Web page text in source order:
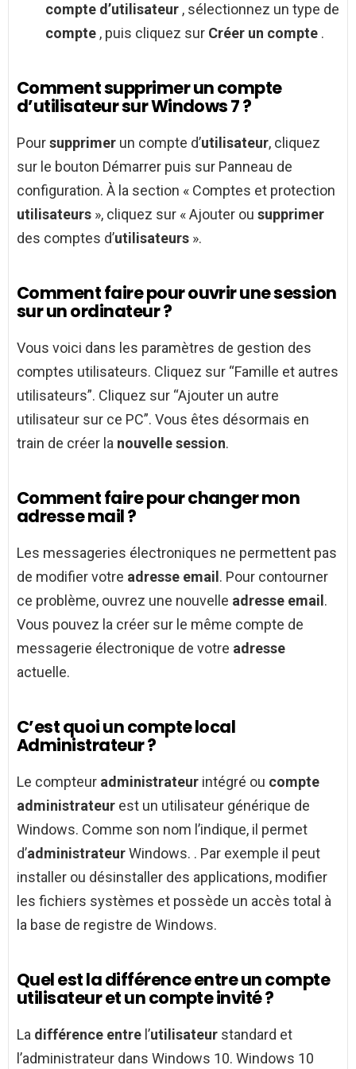
compte d’utilisateur , sélectionnez un type de
compte , puis cliquez sur Créer un compte .
Comment supprimer un compte
d’utilisateur sur Windows 7 ?
Poursupprimer un compte d’utilisateur, cliquez
sur le bouton Démarrer puis sur Panneau de
configuration. À la section « Comptes et protection
utilisateurs », cliquez sur « Ajouter ou supprimer
des comptes d’utilisateurs ».
Comment faire pour ouvrir une session
sur un ordinateur ?
Vous voici dans les paramètres de gestion des
comptes utilisateurs. Cliquez sur “Famille et autres
utilisateurs”. Cliquez sur “Ajouter un autre
utilisateur sur ce PC”. Vous êtes désormais en
train de créer la nouvelle session.
Comment faire pour changer mon
adresse mail ?
Les messageries électroniques ne permettent pas
de modifier votre adresse email . Pour contourner
ce problème, ouvrez une nouvelle adresse email .
Vous pouvez la créer sur le même compte de
messagerie électronique de votre adresse
actuelle.
C’est quoi un compte local
Administrateur ?
Le compteur administrateur intégré ou compte
administrateur est un utilisateur générique de
Windows. Comme son nom l’indique, il permet
d’administrateurWindows. . Par exemple il peut
installer ou désinstaller des applications, modifier
les fichiers systèmes et possède un accès total à
la base de registre de Windows.
Quel est la différence entre un compte
utilisateur et un compte invité ?
La différence entre l’utilisateur standard et
l’administrateur dans Windows 10. Windows 10